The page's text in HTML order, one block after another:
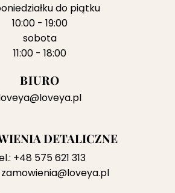
do piątku
10:00 - 19:00
sobota
11:00 - 18:00
BIURO
DETALICZNE
+48 575 621 313
zamowienia@loveya.pl